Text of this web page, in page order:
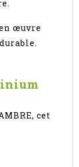
œuvre
cet